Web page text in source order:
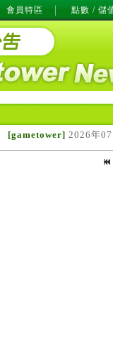
會員特區 點數 / 儲
[gametower] 2026年